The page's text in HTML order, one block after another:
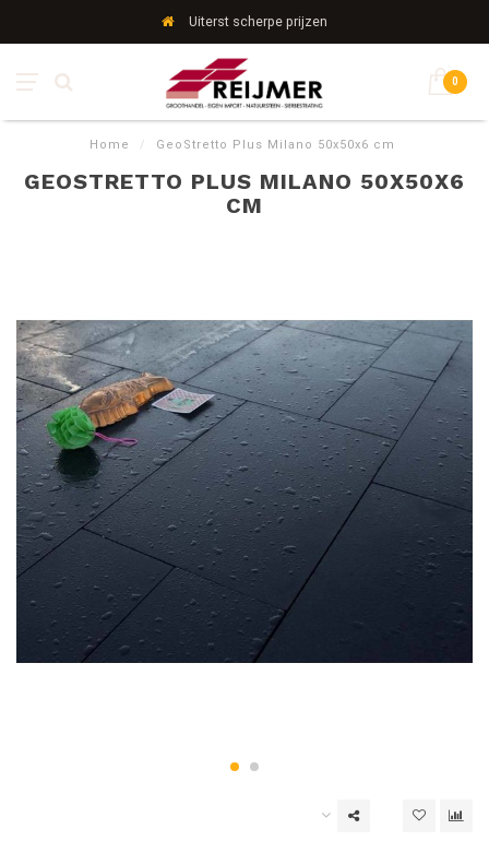
Uiterst scherpe prijzen
0
Home / GeoStretto Plus Milano 50x50x6 cm
GEOSTRETTO PLUS MILANO 50X50X6
CM